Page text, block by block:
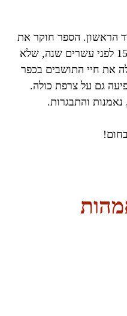
הראשון. הספר חוקר את
פרשת היעלמותה של נערה בת 15 לפני עשרים שנה, שלא
את חיי התושבים בכפר
גם על צרפת כולה.
והתבגרות.